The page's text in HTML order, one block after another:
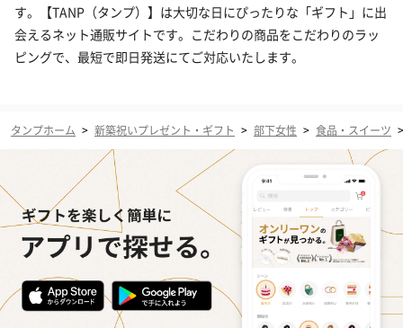
す。【TANP（タンプ）】は大切な日にぴったりな「ギフト」に出
会えるネット通販サイトです。こだわりの商品をこだわりのラッ
ピングで、最短で即日発送にてご対応いたします。
タンプホーム > 新築祝いプレゼント・ギフト > 部下女性 > 食品・スイーツ